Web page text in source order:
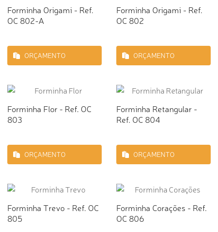
Forminha Origami - Ref.
OC 802-A
ORÇAMENTO
Forminha Origami - Ref.
OC 802
ORÇAMENTO
Forminha Flor - Ref. OC
803
ORÇAMENTO
Forminha Retangular -
Ref. OC 804
ORÇAMENTO
Forminha Trevo - Ref. OC
805
Forminha Corações - Ref.
OC 806